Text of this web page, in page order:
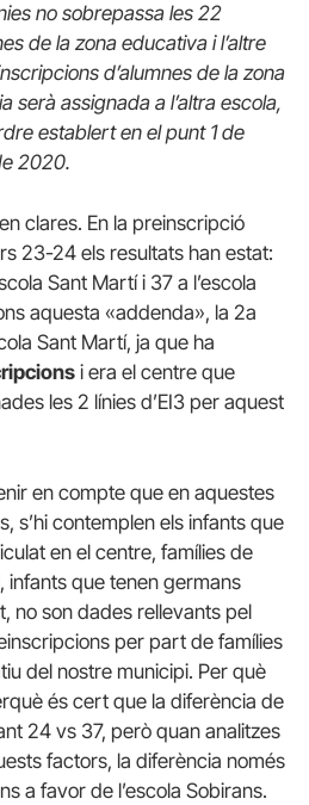
no sobrepassa les 22
de la zona educativa i l’altre
d’alumnes de la zona
serà assignada a l’altra escola,
establert en el punt 1 de
2020.
clares. En la preinscripció
23-24 els resultats han estat:
Sant Martí i 37 a l’escola
aquesta «addenda», la 2a
Sant Martí, ja que ha
i era el centre que
les 2 línies d’EI3 per aquest
en compte que en aquestes
s’hi contemplen els infants que
en el centre, famílies de
infants que tenen germans
no son dades rellevants pel
per part de famílies
del nostre municipi. Per què
és cert que la diferència de
24 vs 37, però quan analitzes
factors, la diferència només
a favor de l’escola Sobirans.